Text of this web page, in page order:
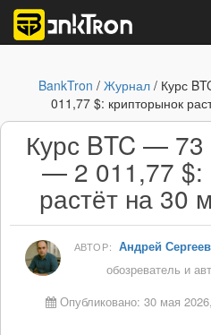
BankTron / Журнал / Курс
011,77 $: крипторынок
Курс BTC —
— 2 011,77 $:
растёт на 30
АВТОР: Андрей
обозреватель и
Опубликовано: 30 мая